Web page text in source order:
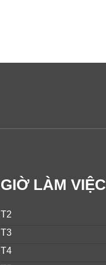
GIỜ LÀM VIỆC
T2
T3
T4